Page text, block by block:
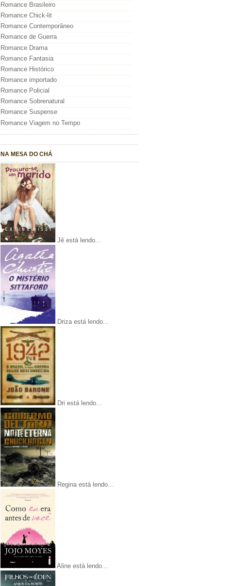
Romance Brasileiro
Romance Chick-lit
Romance Contemporâneo
Romance de Guerra
Romance Drama
Romance Fantasia
Romance Histórico
Romance importado
Romance Policial
Romance Sobrenatural
Romance Suspense
Romance Viagem no Tempo
NA MESA DO CHÁ
Jê está lendo...
Driza está lendo...
Dri está lendo...
Regina está lendo...
Aline está lendo...